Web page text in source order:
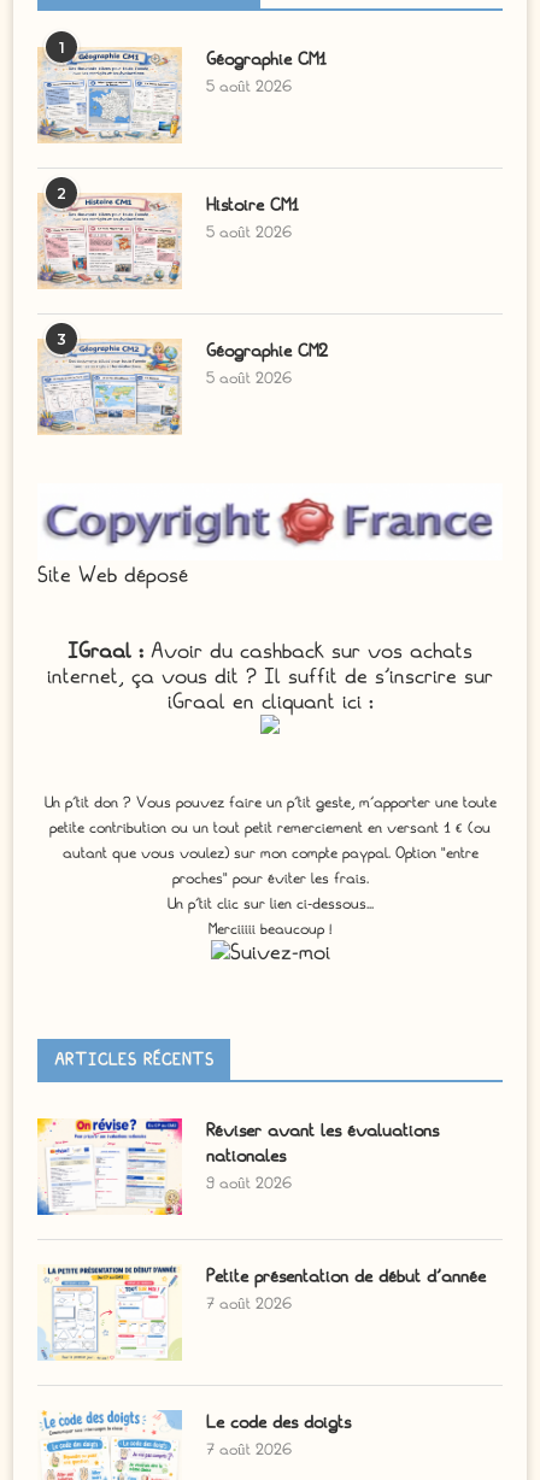
1
Géographie CM1
5 août 2026
2
Histoire CM1
5 août 2026
3
Géographie CM2
5 août 2026
Site Web déposé
IGraal : Avoir du cashback sur vos achats
internet, ça vous dit ? Il suffit de s'inscrire sur
iGraal en cliquant ici :
Un p'tit don ? Vous pouvez faire un p’tit geste, m’apporter une toute
petite contribution ou un tout petit remerciement en versant 1 € (ou
autant que vous voulez) sur mon compte paypal. Option "entre
proches" pour éviter les frais.
Un p'tit clic sur lien ci-dessous...
Merciiiii beaucoup !
ARTICLES RÉCENTS
Réviser avant les évaluations
nationales
9 août 2026
Petite présentation de début d’année
7 août 2026
Le code des doigts
7 août 2026